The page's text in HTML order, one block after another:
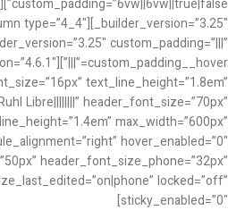
type=”4_4″
custom_padding=”|||”
text_line_height=”1.8em”
Libre||||||||” header_font_size=”70px”
max_width=”600px”
hover_enabled=”0″
header_font_size_phone=”32px”
locked=”off”
sticky_enabled=”0″]